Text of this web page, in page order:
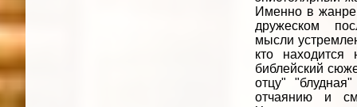
Именно в жанре
дружеском
мысли
кто находится
библейский
отцу"
отчаянию и